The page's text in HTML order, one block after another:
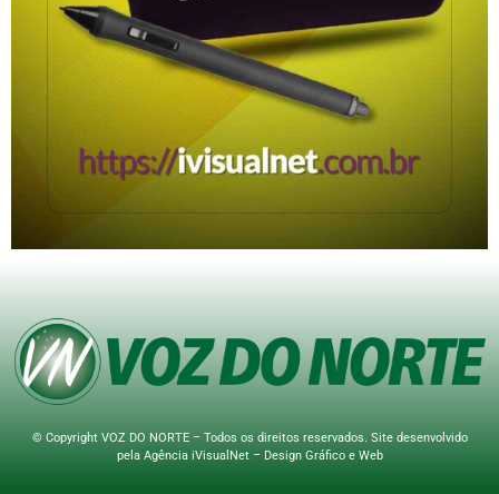
© Copyright VOZ DO NORTE – Todos os direitos reservados. Site desenvolvido
pela Agência iVisualNet – Design Gráfico e Web